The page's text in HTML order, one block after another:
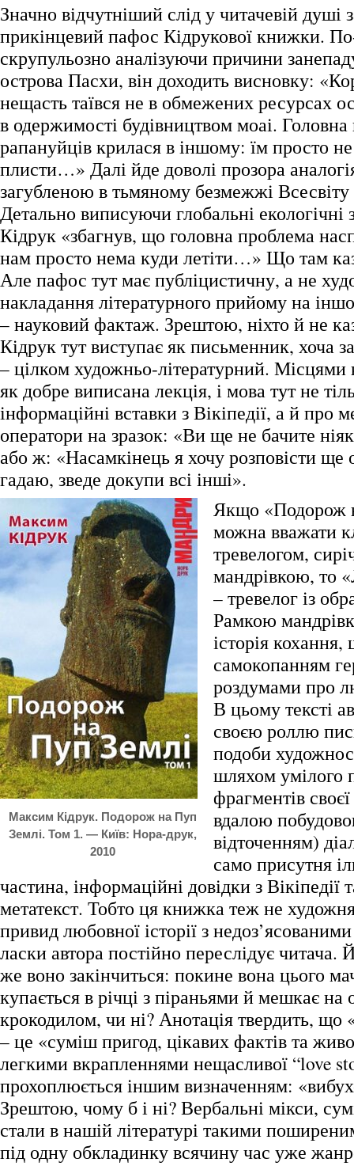
Значно відчутніший слід у читачевій душі
прикінцевий пафос Кідрукової книжки.
скрупульозно аналізуючи причини
острова Пасхи, він доходить висновку:
нещасть таївся не в обмежених ресурсах
в одержимості будівництвом моаі.
рапануйців крилася в іншому: їм просто
плисти…» Далі йде доволі прозора
загубленою в тьмяному безмежжі
Детально виписуючи глобальні
Кідрук «збагнув, що головна проблема
нам просто нема куди летіти…» Що там
Але пафос тут має публіцистичну, а не
накладання літературного прийому на
– науковий фактаж. Зрештою, ніхто й не
Кідрук тут виступає як письменник, хоча
– цілком художньо-літературний. Місцями
як добре виписана лекція, і мова тут не
інформаційні вставки з Вікіпедії, а й про
оператори на зразок: «Ви ще не бачите
або ж: «Насамкінець я хочу розповісти ще
гадаю, зведе докупи всі інші».
Максим Кідрук. Подорож на Пуп
Землі. Том 1. — Київ: Нора-друк,
2010
Якщо «Подорож
можна вважати
тревелогом,
мандрівкою, то
– тревелог із
Рамкою
історія
самокопанням
роздумами про
В цьому тексті
своєю роллю
подоби
шляхом умілого
фрагментів
вдалою
відточенням)
само присутня
частина, інформаційні довідки з Вікіпедії
метатекст. Тобто ця книжка теж не
привид любовної історії з
ласки автора постійно переслідує читача.
же воно закінчиться: покине вона цього
купається в річці з піраньями й мешкає на
крокодилом, чи ні? Анотація твердить, що
– це «суміш пригод, цікавих фактів та
легкими вкрапленнями нещасливої “love
прохоплюється іншим визначенням:
Зрештою, чому б і ні? Вербальні мікси,
стали в нашій літературі такими
під одну обкладинку всячину час уже